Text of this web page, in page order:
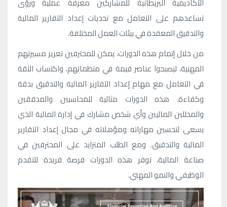
تساعدهم على التعامل مع تحديات إعداد التقارير المالية
والتدقيق المعقدة في بيئات العمل المختلفة.
من خلال إتمام هذه الدورات، يمكن للمحترفين تعزيز مسيرتهم
المهنية، ليصبحوا عناصر قيمة في منظماتهم، واكتساب الثقة
في التعامل مع مهام إعداد التقارير المالية والتدقيق بدقة
وكفاءة. هذه الدورات مثالية للمحاسبين والمدققين
والمحللين الماليين وأي شخص مشارك في إدارة المالية الذي
يسعى لتحسين مهاراته ومؤهلاته في مجال إعداد التقارير
المالية والتدقيق. ومع الطلب المتزايد على المحترفين في
صناعة المالية، توفر هذه الدورات فرصة فريدة للتقدم
الوظيفي والنمو المهني.